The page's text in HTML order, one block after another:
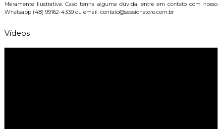
Meramente Ilustrativa. Caso tenha alguma dúvida, entre em contato com nosso
Whatsapp (48) 99162-4339 ou email: contato@sessionstore.com.br
Vídeos